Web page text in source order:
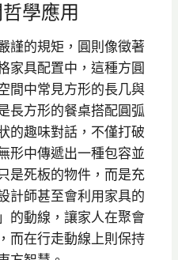
學應用
謹的規矩，圓則像徵著
家具配置中，這種方圓
間中常見方形的長几與
長方形的餐桌搭配圓弧
的趣味對話，不僅打破
形中傳遞出一種包容並
是死板的物件，而是充
計師甚至會利用家具的
的動線，讓家人在聚會
而在行走動線上則保持